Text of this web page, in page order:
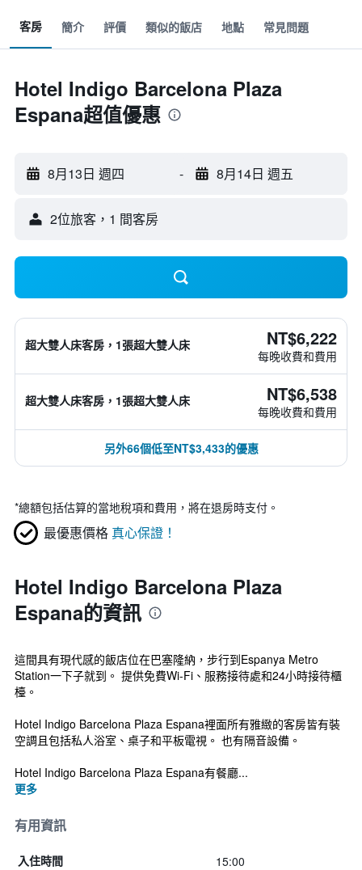
客房 簡介 評價 類似的飯店 地點 常見問題
Hotel Indigo Barcelona Plaza
Espana超值優惠
8月13日 週四 - 8月14日 週五
2位旅客，1 間客房
超大雙人床客房，1張超大雙人床 NT$6,222
每晚收費和費用
超大雙人床客房，1張超大雙人床 NT$6,538
每晚收費和費用
另外66個低至NT$3,433的優惠
*總額包括估算的當地稅項和費用，將在退房時支付。
最優惠價格 真心保證！
Hotel Indigo Barcelona Plaza
Espana的資訊
這間具有現代感的飯店位在巴塞隆納，步行到Espanya Metro
Station一下子就到。 提供免費Wi-Fi、服務接待處和24小時接待櫃
檯。
Hotel Indigo Barcelona Plaza Espana裡面所有雅緻的客房皆有裝
空調且包括私人浴室、桌子和平板電視。 也有隔音設備。
Hotel Indigo Barcelona Plaza Espana有餐廳...
更多
有用資訊
入住時間 15:00